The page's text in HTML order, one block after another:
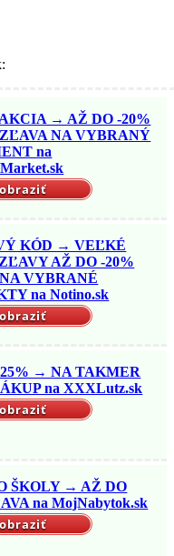
→ AŽ DO -20%
NA VYBRANÝ
na
KÓD → VEĽKÉ
AŽ DO -20%
VYBRANÉ
na Notino.sk
→ NA TAKMER
na XXXLutz.sk
ŠKOLY → AŽ DO
na MojNabytok.sk